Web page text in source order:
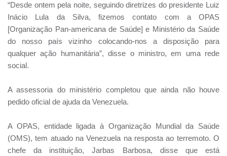
“Desde ontem pela noite, seguindo diretrizes do presidente Luiz
Inácio Lula da Silva, fizemos contato com a OPAS
[Organização Pan-americana de Saúde] e Ministério da Saúde
do nosso país vizinho colocando-nos a disposição para
qualquer ação humanitária”, disse o ministro, em uma rede
social.
A assessoria do ministério completou que ainda não houve
pedido oficial de ajuda da Venezuela.
A OPAS, entidade ligada à Organização Mundial da Saúde
(OMS), tem atuado na Venezuela na resposta ao terremoto. O
chefe da instituição, Jarbas Barbosa, disse que está